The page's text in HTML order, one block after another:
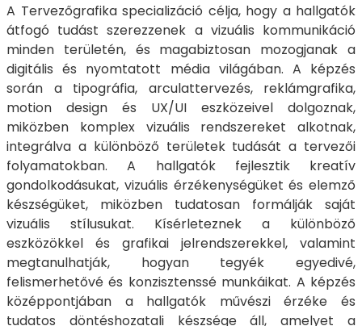
A Tervezőgrafika specializáció célja, hogy a hallgatók
átfogó tudást szerezzenek a vizuális kommunikáció
minden területén, és magabiztosan mozogjanak a
digitális és nyomtatott média világában. A képzés
során a tipográfia, arculattervezés, reklámgrafika,
motion design és UX/UI eszközeivel dolgoznak,
miközben komplex vizuális rendszereket alkotnak,
integrálva a különböző területek tudását a tervezői
folyamatokban. A hallgatók fejlesztik kreatív
gondolkodásukat, vizuális érzékenységüket és elemző
készségüket, miközben tudatosan formálják saját
vizuális stílusukat. Kísérleteznek a különböző
eszközökkel és grafikai jelrendszerekkel, valamint
megtanulhatják, hogyan tegyék egyedivé,
felismerhetővé és konzisztenssé munkáikat. A képzés
középpontjában a hallgatók művészi érzéke és
tudatos döntéshozatali készsége áll, amelyet a